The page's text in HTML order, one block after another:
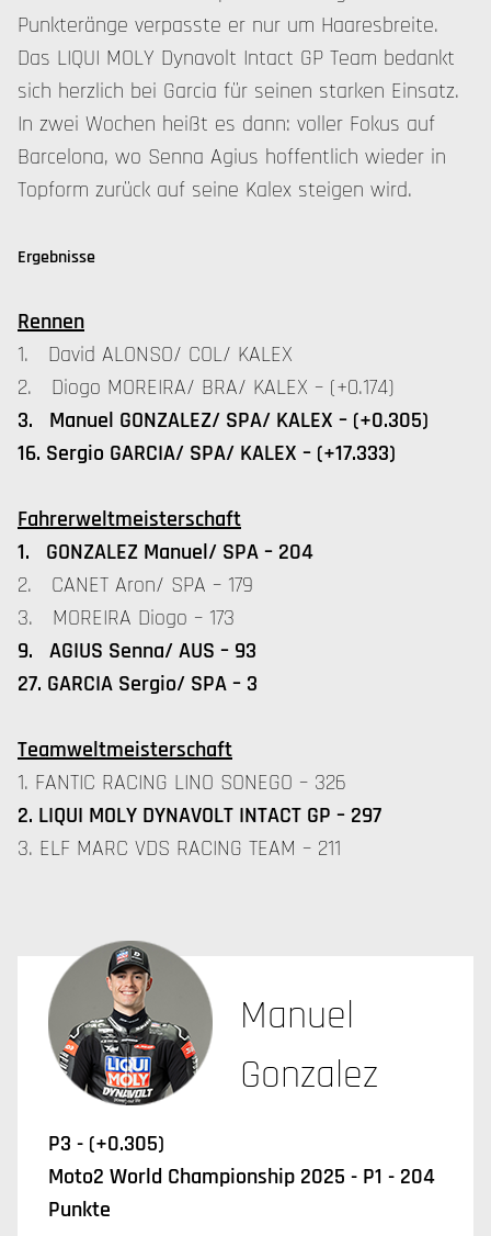
Punkteränge verpasste er nur um Haaresbreite.
Das LIQUI MOLY Dynavolt Intact GP Team bedankt
sich herzlich bei Garcia für seinen starken Einsatz.
In zwei Wochen heißt es dann: voller Fokus auf
Barcelona, wo Senna Agius hoffentlich wieder in
Topform zurück auf seine Kalex steigen wird.
Ergebnisse
Rennen
1. David ALONSO/ COL/ KALEX
2. Diogo MOREIRA/ BRA/ KALEX – (+0.174)
3. Manuel GONZALEZ/ SPA/ KALEX – (+0.305)
16. Sergio GARCIA/ SPA/ KALEX – (+17.333)
Fahrerweltmeisterschaft
1. GONZALEZ Manuel/ SPA – 204
2. CANET Aron/ SPA – 179
3. MOREIRA Diogo – 173
9. AGIUS Senna/ AUS – 93
27. GARCIA Sergio/ SPA – 3
Teamweltmeisterschaft
1. FANTIC RACING LINO SONEGO – 326
2. LIQUI MOLY DYNAVOLT INTACT GP – 297
3. ELF MARC VDS RACING TEAM – 211
Manuel
Gonzalez
P3 - (+0.305)
Moto2 World Championship 2025 - P1 - 204
Punkte